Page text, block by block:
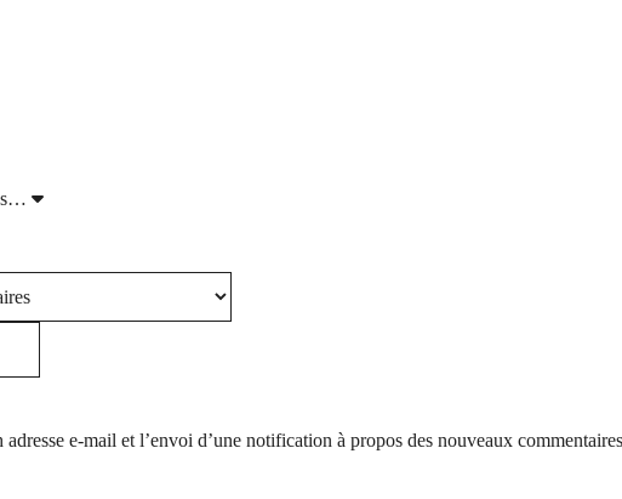
adresse e-mail et l’envoi d’une notification à propos des nouveaux